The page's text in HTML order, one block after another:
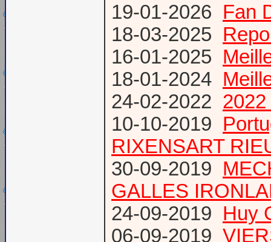
19-01-2026 Fan
18-03-2025
16-01-2025
18-01-2024
24-02-2022
10-10-2019
RIXENSART
30-09-2019
GALLES
24-09-2019 Huy
06-09-2019